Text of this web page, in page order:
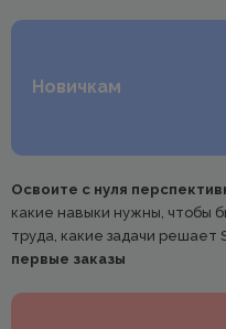
Новичкам
Освоите с нуля
какие навыки нужны, чтобы
труда, какие задачи решает
первые заказы